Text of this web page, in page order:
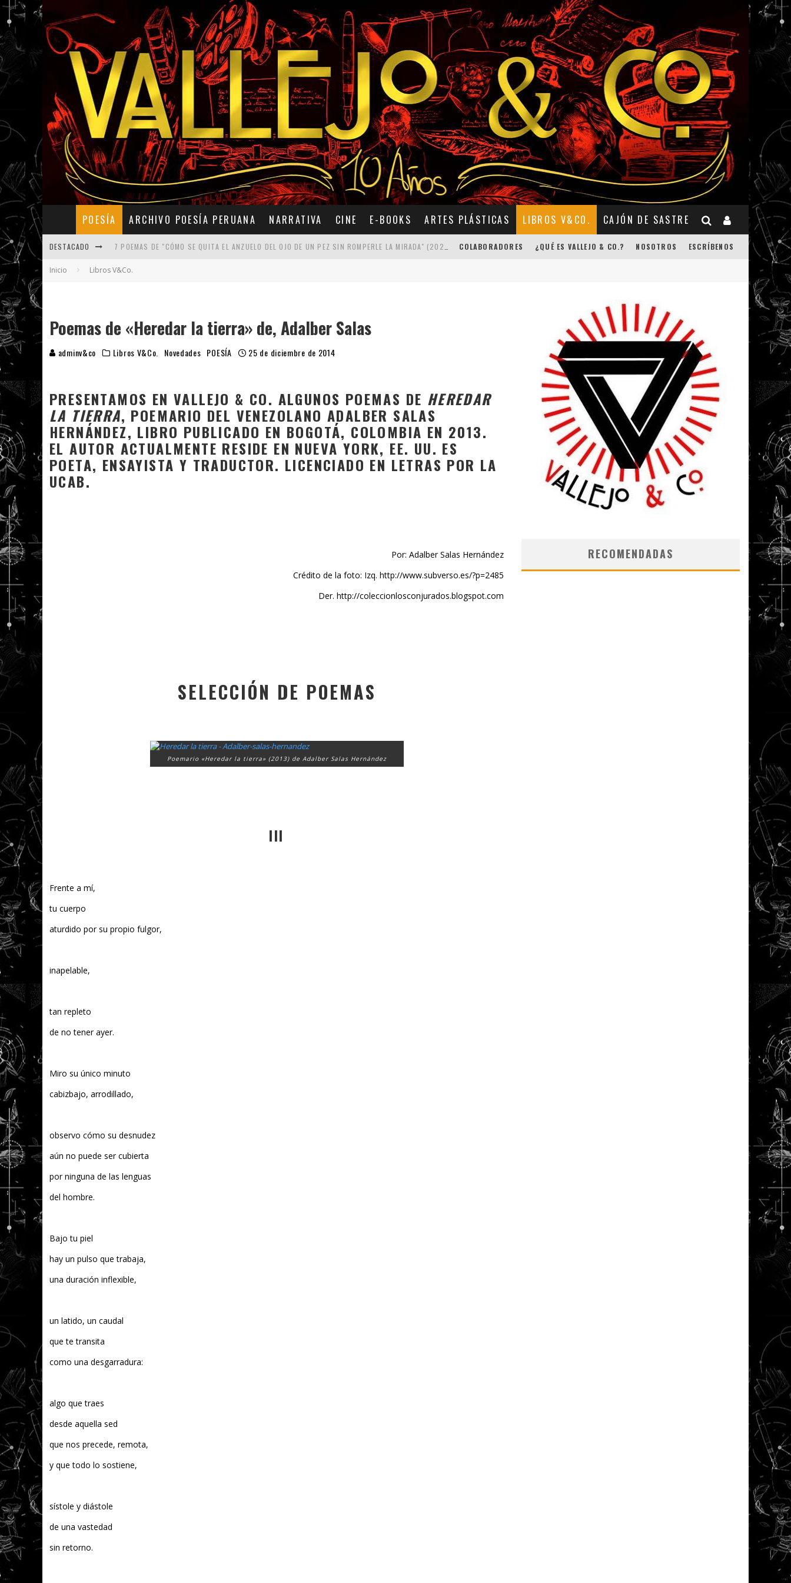
POESÍA ARCHIVO POESÍA PERUANA NARRATIVA CINE E-BOOKS ARTES PLÁSTICAS LIBROS V&CO. CAJÓN DE SASTRE
DESTACADO
5 POEMAS DE "NUNCA DE MÍ TU ESPEJISMO" (2025), DE ROMINA SILMAN
COLABORADORES ¿QUÉ ES VALLEJO & CO.? NOSOTROS ESCRÍBENOS
Inicio Libros V&Co.
Poemas de «Heredar la tierra» de, Adalber Salas
adminv&co Libros V&Co. Novedades POESÍA 25 de diciembre de 2014
PRESENTAMOS EN VALLEJO & CO. ALGUNOS POEMAS DE HEREDAR
LA TIERRA, POEMARIO DEL VENEZOLANO ADALBER SALAS
HERNÁNDEZ, LIBRO PUBLICADO EN BOGOTÁ, COLOMBIA EN 2013.
EL AUTOR ACTUALMENTE RESIDE EN NUEVA YORK, EE. UU. ES
POETA, ENSAYISTA Y TRADUCTOR. LICENCIADO EN LETRAS POR LA
UCAB.
Por: Adalber Salas Hernández
Crédito de la foto: Izq. http://www.subverso.es/?p=2485
Der. http://coleccionlosconjurados.blogspot.com
SELECCIÓN DE POEMAS
Poemario «Heredar la tierra» (2013) de Adalber Salas Hernández
III
Frente a mí,
tu cuerpo
aturdido por su propio fulgor,
inapelable,
tan repleto
de no tener ayer.
Miro su único minuto
cabizbajo, arrodillado,
observo cómo su desnudez
aún no puede ser cubierta
por ninguna de las lenguas
del hombre.
Bajo tu piel
hay un pulso que trabaja,
una duración inflexible,
un latido, un caudal
que te transita
como una desgarradura:
algo que traes
desde aquella sed
que nos precede, remota,
y que todo lo sostiene,
sístole y diástole
de una vastedad
sin retorno.
RECOMENDADAS